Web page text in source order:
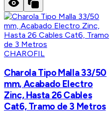
CHAROFIL
Charola Tipo Malla 33/50
mm, Acabado Electro
Zinc, Hasta 26 Cables
Cat6, Tramo de 3 Metros